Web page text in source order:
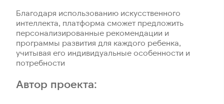
Благодаря использованию искусственного
интеллекта, платформа сможет предложить
персонализированные рекомендации и
программы развития для каждого ребенка,
учитывая его индивидуальные особенности и
потребности
Автор проекта: